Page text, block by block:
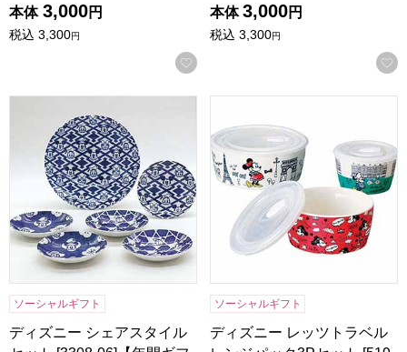
本体 3,000円
税込 3,300円
お気に入りに登録する
本体 3,000円
税込 3,300円
ソーシャルギフト
ディズニー シェアスタイル
ソーシャルギフト
ディズニー レッツトラベル